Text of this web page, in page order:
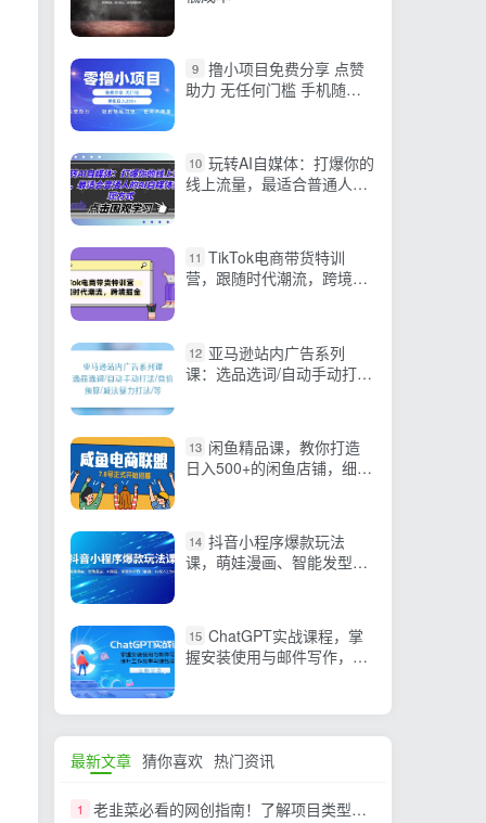
9 撸小项目免费分享 点赞
助力 无任何门槛 手机随时
10 玩转AI自媒体：打爆你的
线上流量，最适合普通人的
11 TikTok电商带货特训
营，跟随时代潮流，跨境掘
12 亚马逊站内广告系列
课：选品选词/自动手动打
13 闲鱼精品课，教你打造
日入500+的闲鱼店铺，细致
14 抖音小程序爆款玩法
课，萌娃漫画、智能发型、
15 ChatGPT实战课程，掌
握安装使用与邮件写作，提
最新文章 猜你喜欢 热门资讯
1 老韭菜必看的网创指南！了解项目类型，才能找到好的项目，才能拿到想要的结果